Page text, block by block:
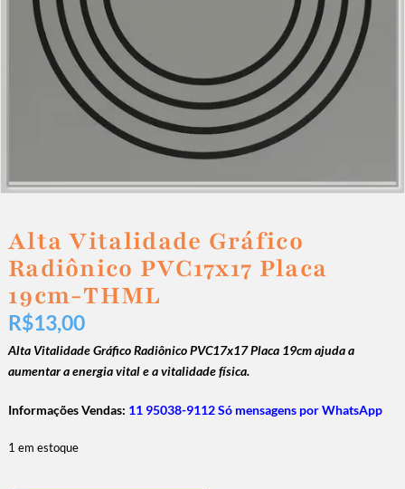
Alta Vitalidade Gráfico
Radiônico PVC17x17 Placa
19cm-THML
R$13,00
Alta Vitalidade Gráfico Radiônico PVC17x17 Placa 19cmajuda a
aumentar a energia vital e a vitalidade física.
Informações Vendas: 11 95038-9112 Só mensagens por WhatsApp
1 em estoque